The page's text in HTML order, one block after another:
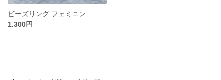
ビーズリング フェミニン
1,300円